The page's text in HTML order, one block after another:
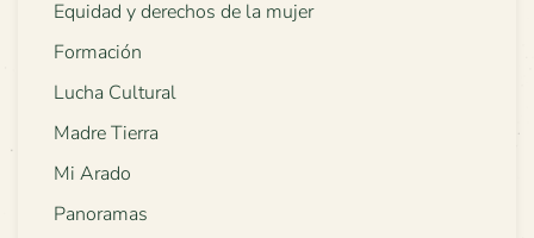
Equidad y derechos de la mujer
Formación
Lucha Cultural
Madre Tierra
Mi Arado
Panoramas